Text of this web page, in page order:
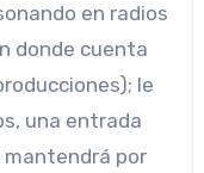
en radios
donde cuenta
le
una entrada
mantendrá por